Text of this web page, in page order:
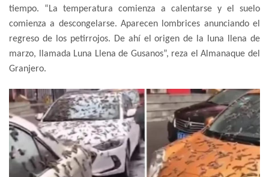
tiempo. “La temperatura comienza a calentarse y el suelo
comienza a descongelarse. Aparecen lombrices anunciando el
regreso de los petirrojos. De ahí el origen de la luna llena de
marzo, llamada Luna Llena de Gusanos”, reza el Almanaque del
Granjero.